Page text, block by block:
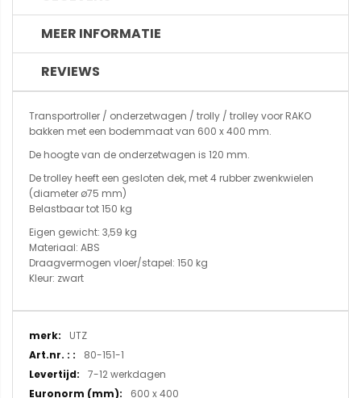
MEER INFORMATIE
REVIEWS
Transportroller / onderzetwagen / trolly / trolley voor RAKO
bakken met een bodemmaat van 600 x 400 mm.
De hoogte van de onderzetwagen is 120 mm.
De trolley heeft een gesloten dek, met 4 rubber zwenkwielen
(diameter ø75 mm)
Belastbaar tot 150 kg
Eigen gewicht: 3,59 kg
Materiaal: ABS
Draagvermogen vloer/stapel: 150 kg
Kleur: zwart
Meer
informatie
UTZ
80-151-1
7-12 werkdagen
600 x 400